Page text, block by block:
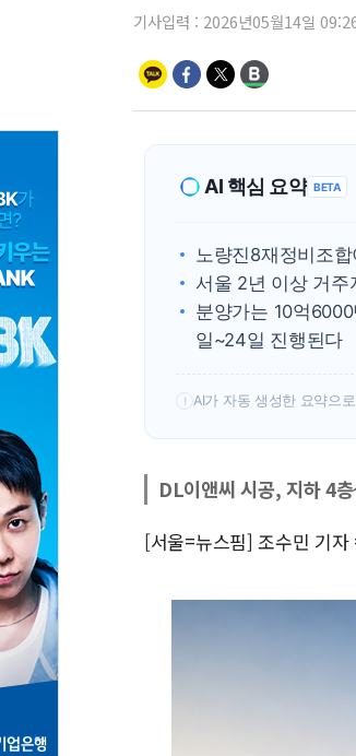
기사입력 : 2026년05월14일
AI 핵심 요약 BETA
노량진8재정비조
서울 2년 이상 거주
분양가는 10억
일~24일 진행된다
! AI가 자동 생성한 요약으
DL이앤씨 시공, 지하 4
[서울=뉴스핌] 조수민 기